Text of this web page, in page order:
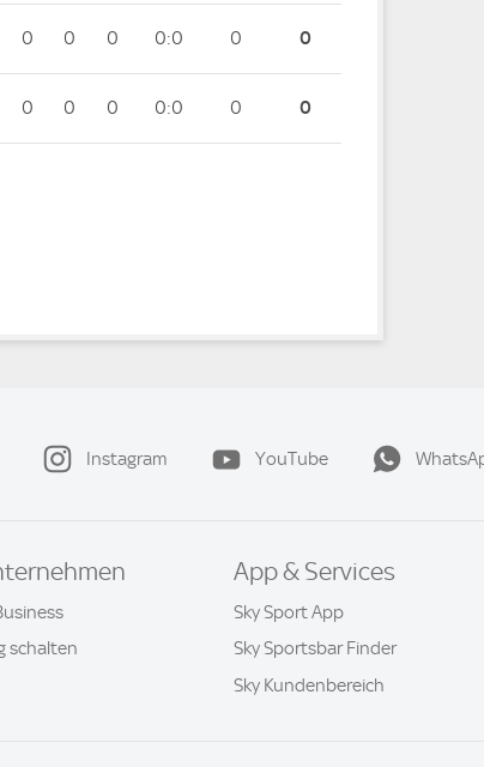
0 0 0 0:0 0 0
0 0 0 0:0 0 0
Instagram YouTube
schalten
App & Services
Sky Sport App
Sky Sportsbar Finder
Sky Kundenbereich